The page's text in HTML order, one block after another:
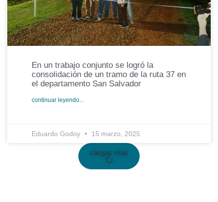
En un trabajo conjunto se logró la
consolidación de un tramo de la ruta 37 en
el departamento San Salvador
continuar leyendo...
Eduardo Godoy 15 marzo, 2025
cargas más